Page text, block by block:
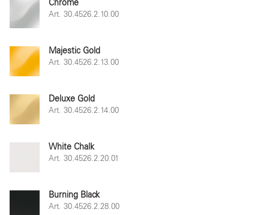
Chrome
Art. 30.4526.2.10.00
Majestic Gold
Art. 30.4526.2.13.00
Deluxe Gold
Art. 30.4526.2.14.00
White Chalk
Art. 30.4526.2.20.01
Burning Black
Art. 30.4526.2.28.00